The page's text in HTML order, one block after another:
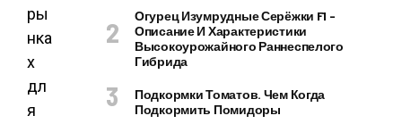
ры
нка
х
дл
я
Огурец Изумрудные Серёжки F1 –
Описание И Характеристики
Высокоурожайного Раннеспелого
Гибрида
Подкормки Томатов. Чем Когда
Подкормить Помидоры